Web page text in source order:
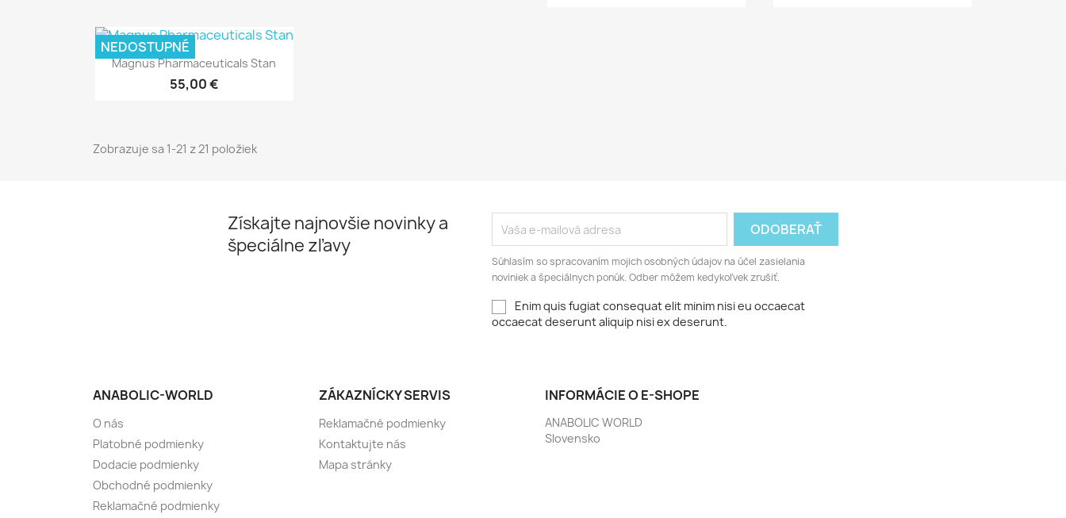
Rýchly náhľad
Magnus Pharmaceuticals Stan
55,00 €
NEDOSTUPNÉ
Zobrazuje sa 1-21 z 21 položiek
Získajte najnovšie novinky a
špeciálne zľavy
Súhlasím so spracovaním mojich osobných údajov na účel zasielania
noviniek a špeciálnych ponúk. Odber môžem kedykoľvek zrušiť.
Enim quis fugiat consequat elit minim nisi eu occaecat
occaecat deserunt aliquip nisi ex deserunt.
ANABOLIC-WORLD
O nás
Platobné podmienky
Dodacie podmienky
Obchodné podmienky
Reklamačné podmienky
ZÁKAZNÍCKY SERVIS
Reklamačné podmienky
Kontaktujte nás
Mapa stránky
INFORMÁCIE O E-SHOPE
ANABOLIC WORLD
Slovensko